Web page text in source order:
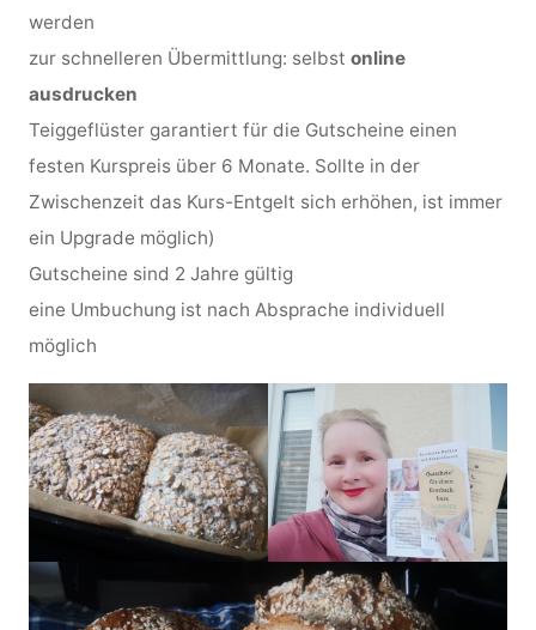
werden
zur schnelleren Übermittlung: selbstonline
ausdrucken
Teiggeflüster garantiert für die Gutscheine einen
festen Kurspreis über 6 Monate. Sollte in der
Zwischenzeit das Kurs-Entgelt sich erhöhen, ist immer
ein Upgrade möglich)
Gutscheine sind 2 Jahre gültig
eine Umbuchung ist nach Absprache individuell
möglich